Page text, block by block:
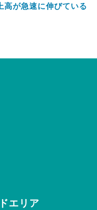
高が急速に伸びている
エリア